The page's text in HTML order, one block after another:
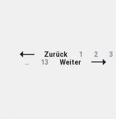
Beitragsnavigation
Zurück Seite
1 Seite
2 3
…
Seite
13 Weiter